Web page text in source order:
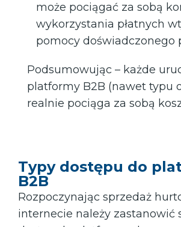
może pociągać za sobą
wykorzystania płatnych
pomocy doświadczonego
Podsumowując – każde
platformy B2B (nawet typu
realnie pociąga za sobą
Typy dostępu do
B2B
Rozpoczynając sprzedaż
internecie należy zastanowić